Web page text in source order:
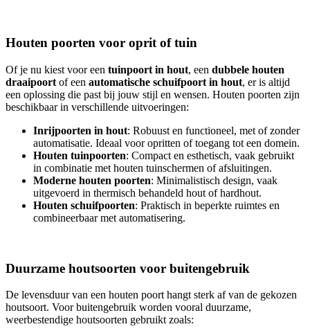
Houten poorten voor oprit of tuin
Of je nu kiest voor een tuinpoort in hout, een dubbele houten
draaipoort of een automatische schuifpoort in hout, er is altijd
een oplossing die past bij jouw stijl en wensen. Houten poorten zijn
beschikbaar in verschillende uitvoeringen:
Inrijpoorten in hout: Robuust en functioneel, met of zonder
automatisatie. Ideaal voor opritten of toegang tot een domein.
Houten tuinpoorten: Compact en esthetisch, vaak gebruikt
in combinatie met houten tuinschermen of afsluitingen.
Moderne houten poorten: Minimalistisch design, vaak
uitgevoerd in thermisch behandeld hout of hardhout.
Houten schuifpoorten: Praktisch in beperkte ruimtes en
combineerbaar met automatisering.
Duurzame houtsoorten voor buitengebruik
De levensduur van een houten poort hangt sterk af van de gekozen
houtsoort. Voor buitengebruik worden vooral duurzame,
weerbestendige houtsoorten gebruikt zoals: